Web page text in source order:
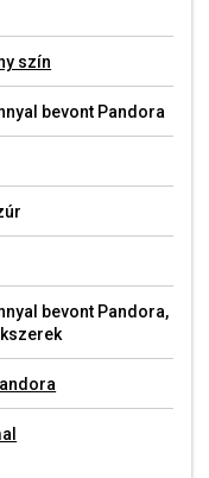
szín
bevont Pandora
bevont Pandora,